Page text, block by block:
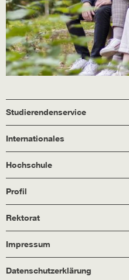
Studierendenservice
Internationales
Hochschule
Profil
Rektorat
Impressum
Datenschutzerklärung